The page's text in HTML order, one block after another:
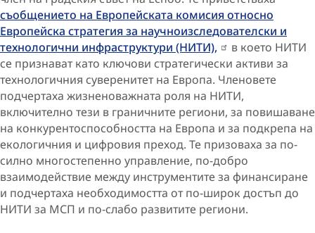
съобщението на Европейската комисия относно
Европейска стратегия за научноизследователски и
технологични инфраструктури (НИТИ),
в което НИТИ
се признават като ключови стратегически активи за
технологичния суверенитет на Европа. Членовете
подчертаха жизненоважната роля на НИТИ,
включително тези в граничните региони, за повишаване
на конкурентоспособността на Европа и за подкрепа на
екологичния и цифровия преход. Те призоваха за по-
силно многостепенно управление, по-добро
взаимодействие между инструментите за финансиране
и подчертаха необходимостта от по-широк достъп до
НИТИ за МСП и по-слабо развитите региони.